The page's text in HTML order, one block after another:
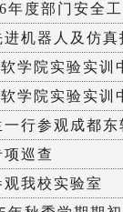
年度部门安全
机器人及仿
学院实验实训
学院实验实训
一行参观成都
巡查
我校实验室